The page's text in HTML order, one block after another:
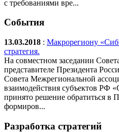
с требованиями вре...
События
13.03.2018 : Макрорегиону
стратегия.
На совместном заседании
представителе Президента
Совета Межрегиональной
взаимодействия субъектов РФ
принято решение обратиться в
формиров...
Разработка стратегий